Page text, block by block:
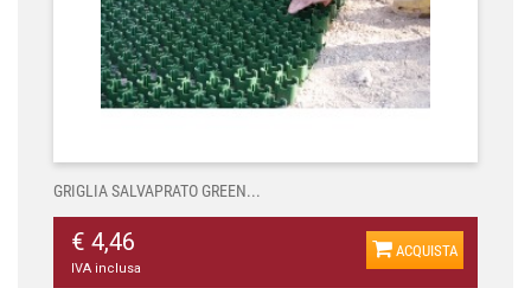
GRIGLIA SALVAPRATO GREEN...
€ 4,46
IVA inclusa
ACQUISTA